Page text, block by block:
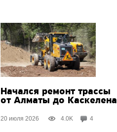
Начался ремонт трассы
от Алматы до Каскелена
20 июля 2026 4.0K 4